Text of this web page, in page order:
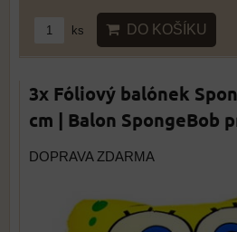
ks DO KOŠÍKU
3x Fóliový balónek
cm | Balon SpongeBob
DOPRAVA ZDARMA